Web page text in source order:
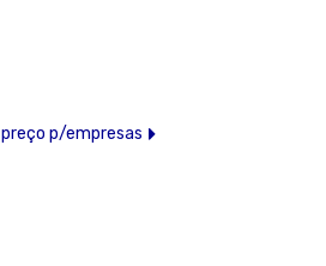
preço p/empresas